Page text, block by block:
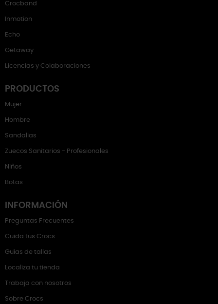
Crocband
Inmotion
Echo
Getaway
Licencias y Colaboraciones
PRODUCTOS
Mujer
Hombre
Sandalias
Zuecos Sanitarios - Profesionales
Niños
Botas
INFORMACIÓN
Preguntas Frecuentes
Cuida tus Crocs
Guías de tallas
Localiza tu tienda
Trabaja con nosotros
Sobre Crocs